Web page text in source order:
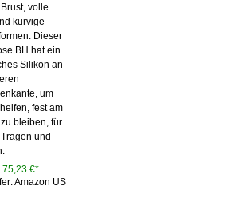
volle
kurvige
Dieser
BH hat ein
Silikon an
um
fest am
bleiben, für
und
75,23 €*
Amazon US